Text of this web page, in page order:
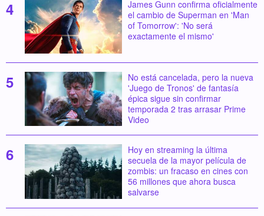
James Gunn confirma oficialmente
el cambio de Superman en 'Man
of Tomorrow': 'No será
exactamente el mismo'
No está cancelada, pero la nueva
'Juego de Tronos' de fantasía
épica sigue sin confirmar
temporada 2 tras arrasar Prime
Video
Hoy en streaming la última
secuela de la mayor película de
zombis: un fracaso en cines con
56 millones que ahora busca
salvarse